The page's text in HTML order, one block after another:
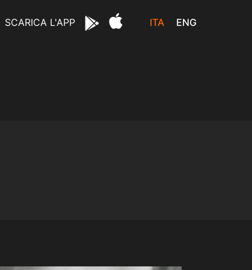
ITA ENG
SCARICA L'APP